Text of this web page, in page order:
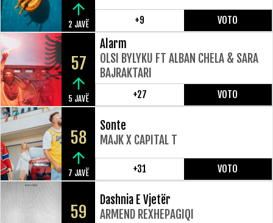
2 JAVË +9 VOTO
57
5 JAVË
Alarm
OLSI BYLYKU FT ALBAN CHELA & SARA
BAJRAKTARI
+27 VOTO
58
7 JAVË
Sonte
MAJK X CAPITAL T
+31 VOTO
59
Dashnia E Vjetër
ARMEND REXHEPAGIQI